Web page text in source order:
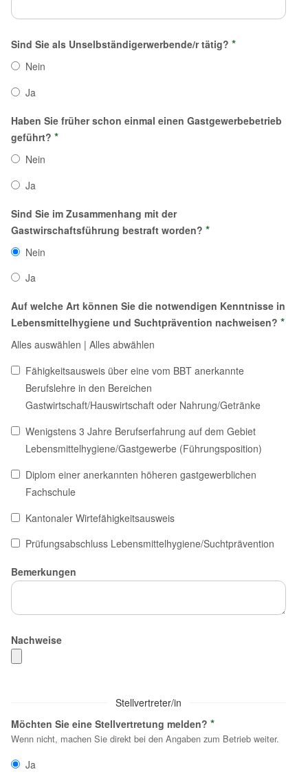
Sind Sie als Unselbständigerwerbende/r tätig? *
Nein
Ja
Haben Sie früher schon einmal einen Gastgewerbebetrieb
geführt? *
Nein
Ja
Sind Sie im Zusammenhang mit der
Gastwirschaftsführung bestraft worden? *
Nein
Ja
Auf welche Art können Sie die notwendigen Kenntnisse in
Lebensmittelhygiene und Suchtprävention nachweisen? *
Alles auswählen | Alles abwählen
Fähigkeitsausweis über eine vom BBT anerkannte
Berufslehre in den Bereichen
Gastwirtschaft/Hauswirtschaft oder Nahrung/Getränke
Wenigstens 3 Jahre Berufserfahrung auf dem Gebiet
Lebensmittelhygiene/Gastgewerbe (Führungsposition)
Diplom einer anerkannten höheren gastgewerblichen
Fachschule
Kantonaler Wirtefähigkeitsausweis
Prüfungsabschluss Lebensmittelhygiene/Suchtprävention
Bemerkungen
Nachweise
Stellvertreter/in
Möchten Sie eine Stellvertretung melden? *
Wenn nicht, machen Sie direkt bei den Angaben zum Betrieb weiter.
Ja